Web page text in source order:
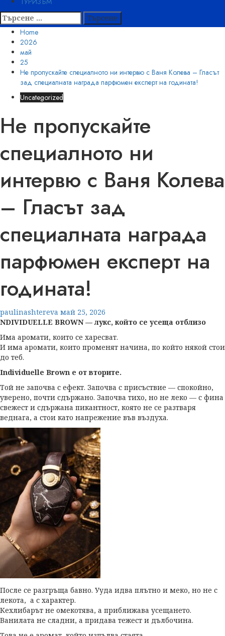
Търсене
за:
Home
2026
май
25
Не пропускайте специалното ни интервю с Ваня Колева – Гласът
зад специалната награда парфюмен експерт на годината!
Uncategorized
Не пропускайте
специалното ни
интервю с Ваня Колева
– Гласът зад
специалната награда
парфюмен експерт на
годината!
paulinashtereva май 25, 2026
NDIVIDUELLE BROWN —лукс, който се усеща отблизо
Има аромати, които се харесват.
И има аромати, които променят начина, по който някой стои
до теб.
Individuelle Brown е от вторите.
Той не започва с ефект. Започва с присъствие — спокойно,
уверено, почти сдържано. Започва тихо, но не леко — с фина
свежест и сдържана пикантност, която не се разтваря
веднага, а стои като напрежение във въздуха.
После се разгръща бавно. Ууда идва плътно и меко, но не с
лекота, а с характер.
Кехлибарът не омекотява, а приближава усещането.
Ванилата не сладни, а придава тежест и дълбочина.